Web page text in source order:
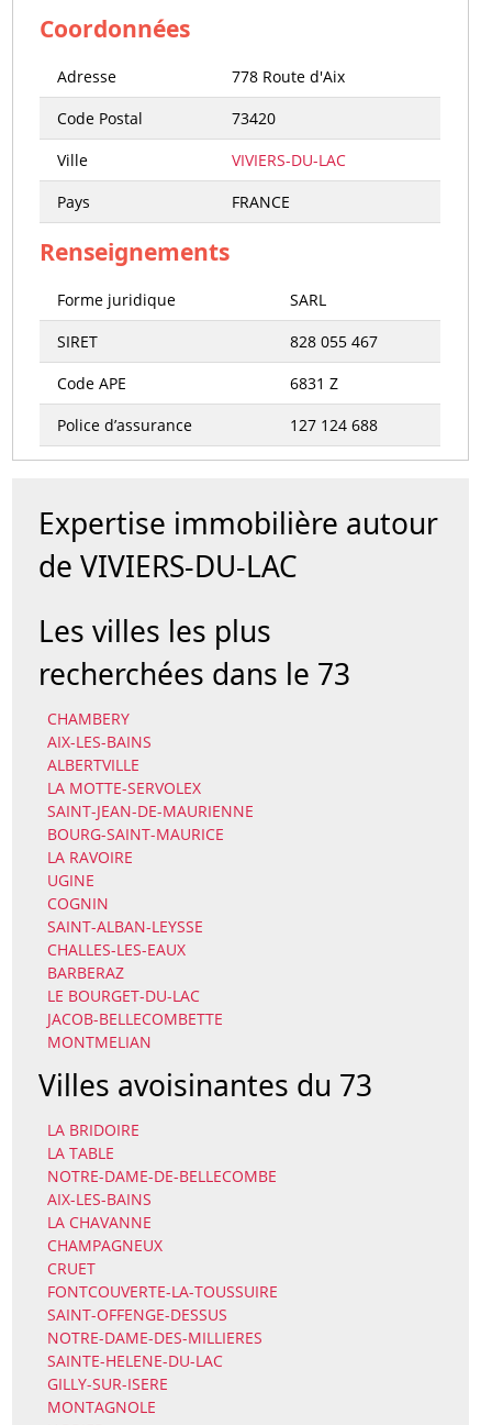
Coordonnées
Adresse
778 Route d'Aix
Code Postal
73420
Ville
VIVIERS-DU-LAC
Pays
FRANCE
Renseignements
Forme juridique
SARL
SIRET
828 055 467
Code APE
6831 Z
Police d’assurance
127 124 688
Expertise immobilière autour
de VIVIERS-DU-LAC
Les villes les plus
recherchées dans le 73
CHAMBERY
AIX-LES-BAINS
ALBERTVILLE
LA MOTTE-SERVOLEX
SAINT-JEAN-DE-MAURIENNE
BOURG-SAINT-MAURICE
LA RAVOIRE
UGINE
COGNIN
SAINT-ALBAN-LEYSSE
CHALLES-LES-EAUX
BARBERAZ
LE BOURGET-DU-LAC
JACOB-BELLECOMBETTE
MONTMELIAN
Villes avoisinantes du 73
LA BRIDOIRE
LA TABLE
NOTRE-DAME-DE-BELLECOMBE
AIX-LES-BAINS
LA CHAVANNE
CHAMPAGNEUX
CRUET
FONTCOUVERTE-LA-TOUSSUIRE
SAINT-OFFENGE-DESSUS
NOTRE-DAME-DES-MILLIERES
SAINTE-HELENE-DU-LAC
GILLY-SUR-ISERE
MONTAGNOLE